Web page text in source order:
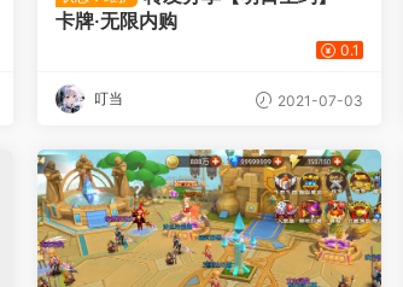
卡牌·无限内购
0.1
叮当 2021-07-03